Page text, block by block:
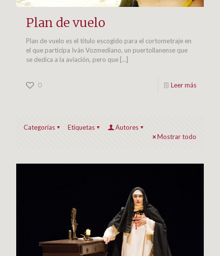
Plan de vuelo
Plan de vuelo es el título escogido para el cortometraje en
el que participa Iván Vozmediano, un puertollanense que
se dedica a la aviación, pero que […]
0 Leer más
Categorías Etiquetas
Autores
Mostrar todo